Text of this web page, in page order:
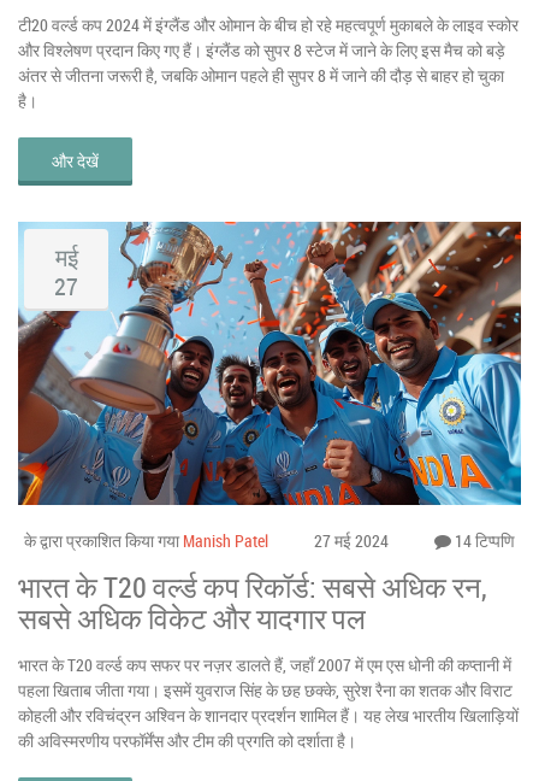
टी20 वर्ल्ड कप 2024 में इंग्लैंड और ओमान के बीच हो रहे महत्वपूर्ण मुकाबले के लाइव स्कोर
और विश्लेषण प्रदान किए गए हैं। इंग्लैंड को सुपर 8 स्टेज में जाने के लिए इस मैच को बड़े
अंतर से जीतना जरूरी है, जबकि ओमान पहले ही सुपर 8 में जाने की दौड़ से बाहर हो चुका
है।
और देखें
मई
27
के द्वारा प्रकाशित किया गया Manish Patel 27 मई 2024 14 टिप्पणि
भारत के T20 वर्ल्ड कप रिकॉर्ड: सबसे अधिक रन,
सबसे अधिक विकेट और यादगार पल
भारत के T20 वर्ल्ड कप सफर पर नज़र डालते हैं, जहाँ 2007 में एम एस धोनी की कप्तानी में
पहला खिताब जीता गया। इसमें युवराज सिंह के छह छक्के, सुरेश रैना का शतक और विराट
कोहली और रविचंद्रन अश्विन के शानदार प्रदर्शन शामिल हैं। यह लेख भारतीय खिलाड़ियों
की अविस्मरणीय परफॉर्मेंस और टीम की प्रगति को दर्शाता है।